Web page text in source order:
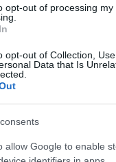
opt-out of processing
opt-out of Collection,
Data that Is
allow Google to enable
include alloggio,
variano
posizione. Di